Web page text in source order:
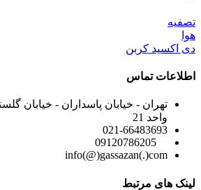
تصفیه
هوا
دی اکسید کربن
اطلاعات تماس
واحد 21
021-66483693
info(@)gassazan(.)com
لینک های مرتبط